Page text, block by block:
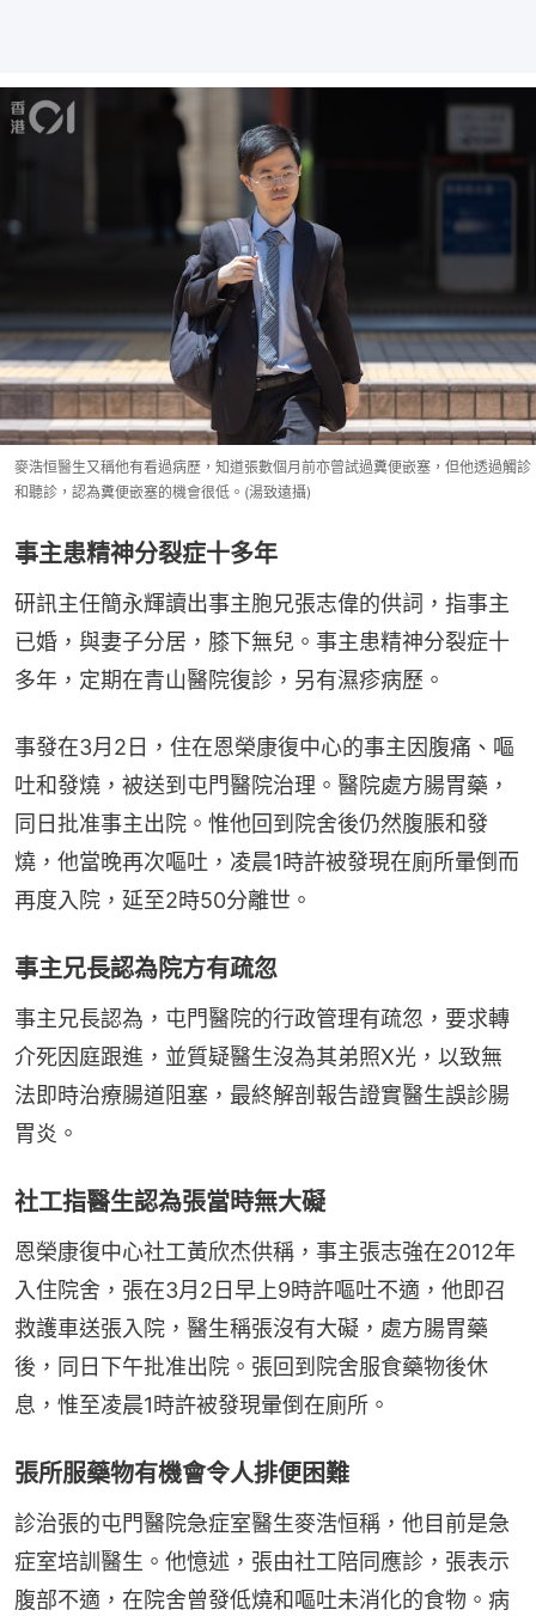
麥浩恒醫生又稱他有看過病歷，知道張數個月前亦曾試過糞便嵌塞，但他透過觸診
和聽診，認為糞便嵌塞的機會很低。(湯致遠攝)
事主患精神分裂症十多年
研訊主任簡永輝讀出事主胞兄張志偉的供詞，指事主
已婚，與妻子分居，膝下無兒。事主患精神分裂症十
多年，定期在青山醫院復診，另有濕疹病歷。
事發在3月2日，住在恩榮康復中心的事主因腹痛、嘔
吐和發燒，被送到屯門醫院治理。醫院處方腸胃藥，
同日批准事主出院。惟他回到院舍後仍然腹脹和發
燒，他當晚再次嘔吐，凌晨1時許被發現在廁所暈倒而
再度入院，延至2時50分離世。
事主兄長認為院方有疏忽
事主兄長認為，屯門醫院的行政管理有疏忽，要求轉
介死因庭跟進，並質疑醫生沒為其弟照X光，以致無
法即時治療腸道阻塞，最終解剖報告證實醫生誤診腸
胃炎。
社工指醫生認為張當時無大礙
恩榮康復中心社工黃欣杰供稱，事主張志強在2012年
入住院舍，張在3月2日早上9時許嘔吐不適，他即召
救護車送張入院，醫生稱張沒有大礙，處方腸胃藥
後，同日下午批准出院。張回到院舍服食藥物後休
息，惟至凌晨1時許被發現暈倒在廁所。
張所服藥物有機會令人排便困難
診治張的屯門醫院急症室醫生麥浩恒稱，他目前是急
症室培訓醫生。他憶述，張由社工陪同應診，張表示
腹部不適，在院舍曾發低燒和嘔吐未消化的食物。病